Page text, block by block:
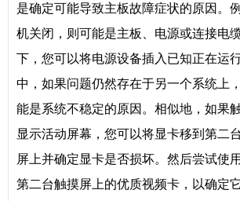
是确定可能导致主板故障症状的原因。
机关闭，则可能是主板、电源或连接电
下，您可以将电源设备插入已知正在运
中，如果问题仍然存在于另一个系统上
能是系统不稳定的原因。相似地，如果
显示活动屏幕，您可以将显卡移到第二
屏上并确定显卡是否损坏。然后尝试使
第二台触摸屏上的优质视频卡，以确定